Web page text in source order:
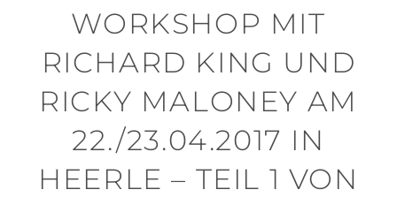
WORKSHOP MIT
RICHARD KING UND
RICKY MALONEY AM
22./23.04.2017 IN
HEERLE – TEIL 1 VON